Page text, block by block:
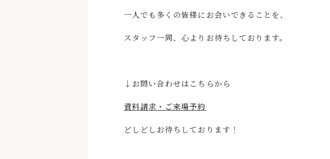
一人でも多くの皆様にお会いできることを、
スタッフ一同、心よりお待ちしております。
↓お問い合わせはこちらから
資料請求・ご来場予約
どしどしお待ちしております！